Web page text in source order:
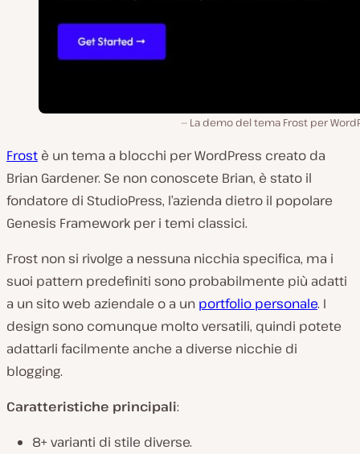
La demo del tema Frost per
Frost è un tema a blocchi per WordPress creato da
Brian Gardener. Se non conoscete Brian, è stato il
fondatore di StudioPress, l’azienda dietro il popolare
Genesis Framework per i temi classici.
Frost non si rivolge a nessuna nicchia specifica, ma i
suoi pattern predefiniti sono probabilmente più adatti
a un sito web aziendale o a un portfolio personale. I
design sono comunque molto versatili, quindi potete
adattarli facilmente anche a diverse nicchie di
blogging.
Caratteristiche principali:
8+ varianti di stile diverse.